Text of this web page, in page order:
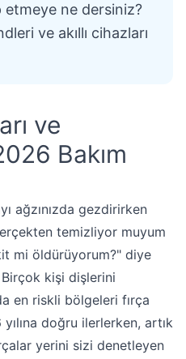
ne dersiniz?
ve akıllı cihazları
ve
Bakım
ağzınızda gezdirirken
temizliyor muyum
mi öldürüyorum?" diye
kişi dişlerini
en riskli bölgeleri fırça
doğru ilerlerken, artık
yerini sizi denetleyen